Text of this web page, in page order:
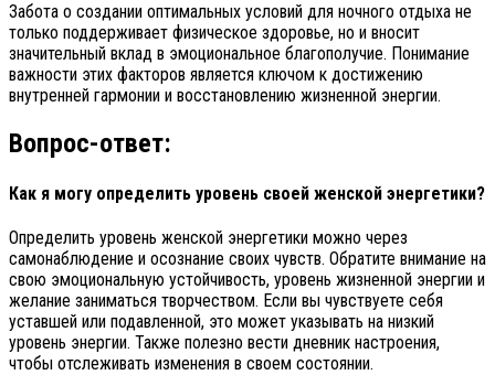
Забота о создании оптимальных условий для ночного отдыха не
только поддерживает физическое здоровье, но и вносит
значительный вклад в эмоциональное благополучие. Понимание
важности этих факторов является ключом к достижению
внутренней гармонии и восстановлению жизненной энергии.
Вопрос-ответ:
Как я могу определить уровень своей женской энергетики?
Определить уровень женской энергетики можно через
самонаблюдение и осознание своих чувств. Обратите внимание на
свою эмоциональную устойчивость, уровень жизненной энергии и
желание заниматься творчеством. Если вы чувствуете себя
уставшей или подавленной, это может указывать на низкий
уровень энергии. Также полезно вести дневник настроения,
чтобы отслеживать изменения в своем состоянии.